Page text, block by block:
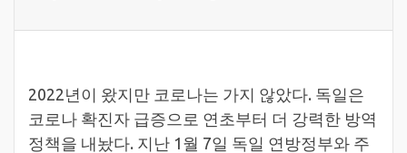
2022년이 왔지만 코로나는 가지 않았다. 독일은
코로나 확진자 급증으로 연초부터 더 강력한 방역
정책을 내놨다. 지난 1월 7일 독일 연방정부와 주